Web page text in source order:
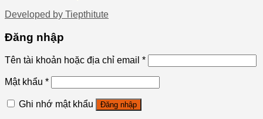
Developed by Tiepthitute
Đăng nhập
Tên tài khoản hoặc địa chỉ email *
Mật khẩu *
Ghi nhớ mật khẩu Đăng nhập